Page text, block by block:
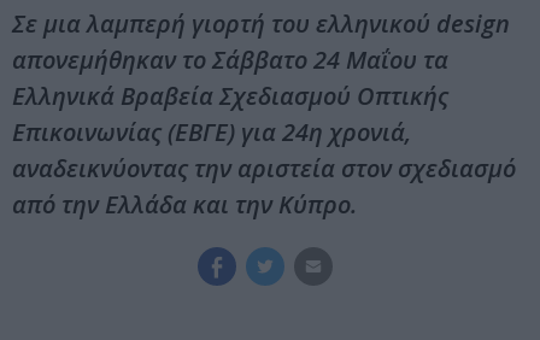
Σε μια λαμπερή γιορτή του ελληνικού design
απονεμήθηκαν τo Σάββατο 24 Μαΐου τα
Ελληνικά Βραβεία Σχεδιασμού Οπτικής
Επικοινωνίας (ΕΒΓΕ) για 24η χρονιά,
αναδεικνύοντας την αριστεία στον σχεδιασμό
από την Ελλάδα και την Κύπρο.